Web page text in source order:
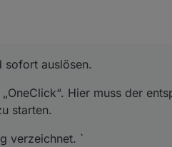
sofort auslösen.
Hier muss der
starten.
verzeichnet. `